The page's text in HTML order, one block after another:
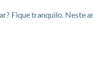
Fique tranquilo. Neste